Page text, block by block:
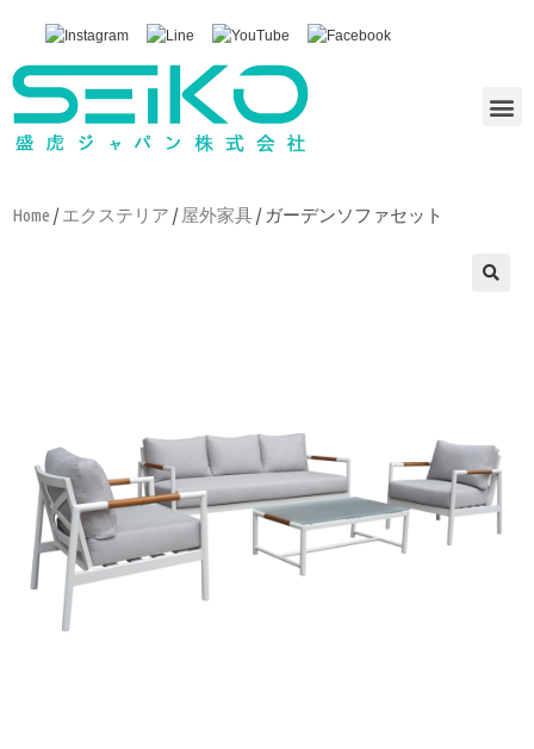
Home /エクステリア / 屋外家具/ ガーデンソファセット